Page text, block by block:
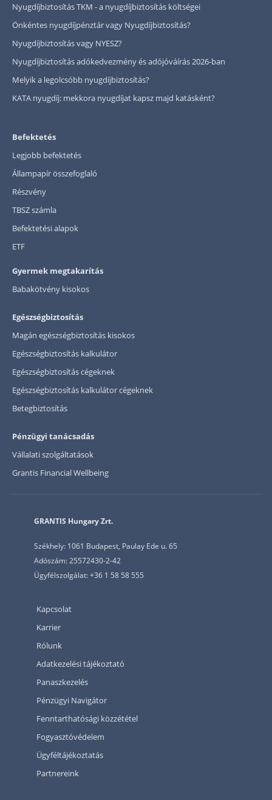
Nyugdíjbiztosítás TKM - a nyugdíjbiztosítás költségei
Önkéntes nyugdíjpénztár vagy Nyugdíjbiztosítás?
Nyugdíjbiztosítás vagy NYESZ?
Nyugdíjbiztosítás adókedvezmény és adójóváírás 2026-ban
Melyik a legolcsóbb nyugdíjbiztosítás?
KATA nyugdíj: mekkora nyugdíjat kapsz majd katásként?
Befektetés
Legjobb befektetés
Állampapír összefoglaló
Részvény
TBSZ számla
Befektetési alapok
ETF
Gyermek megtakarítás
Babakötvény kisokos
Egészségbiztosítás
Magán egészségbiztosítás kisokos
Egészségbiztosítás kalkulátor
Egészségbiztosítás cégeknek
Egészségbiztosítás kalkulátor cégeknek
Betegbiztosítás
Pénzügyi tanácsadás
Vállalati szolgáltatások
Grantis Financial Wellbeing
GRANTIS Hungary Zrt.
Székhely: 1061 Budapest, Paulay Ede u. 65
Adószám: 25572430-2-42
Ügyfélszolgálat: +36 1 58 58 555
Kapcsolat
Karrier
Rólunk
Adatkezelési tájékoztató
Panaszkezelés
Pénzügyi Navigátor
Fenntarthatósági közzététel
Fogyasztóvédelem
Ügyféltájékoztatás
Partnereink